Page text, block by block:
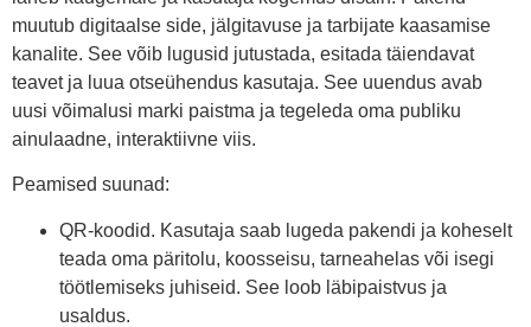
muutub digitaalse side, jälgitavuse ja tarbijate kaasamise
kanalite. See võib lugusid jutustada, esitada täiendavat
teavet ja luua otseühendus kasutaja. See uuendus avab
uusi võimalusi marki paistma ja tegeleda oma publiku
ainulaadne, interaktiivne viis.
Peamised suunad:
QR-koodid. Kasutaja saab lugeda pakendi ja koheselt
teada oma päritolu, koosseisu, tarneahelas või isegi
töötlemiseks juhiseid. See loob läbipaistvus ja
usaldus.